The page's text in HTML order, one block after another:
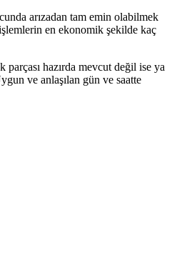
arızadan tam emin olabilmek
en ekonomik şekilde kaç
hazırda mevcut değil ise ya
ve anlaşılan gün ve saatte